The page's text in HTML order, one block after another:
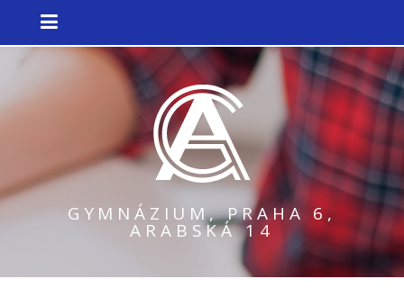
GYMNÁZIUM, PRAHA 6,
ARABSKÁ 14